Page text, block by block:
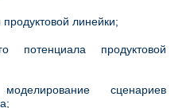
линейки;
потенциала продуктовой
сценариев